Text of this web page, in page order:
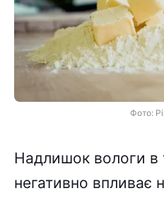
Фото:
Надлишок вологи в
негативно впливає